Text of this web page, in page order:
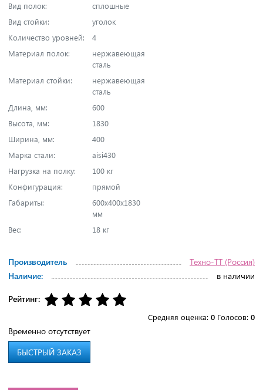
Вид полок:
сплошные
Вид стойки:
уголок
Количество уровней:
4
Материал полок:
нержавеющая
сталь
Материал стойки:
нержавеющая
сталь
Длина, мм:
600
Высота, мм:
1830
Ширина, мм:
400
Марка стали:
aisi430
Нагрузка на полку:
100 кг
Конфигурация:
прямой
Габариты:
600х400х1830
мм
Вес:
18 кг
Производитель
Техно-ТТ (Россия)
Наличие:
в наличии
Рейтинг:
Средняя оценка: 0 Голосов: 0
Временно отсутствует
БЫСТРЫЙ ЗАКАЗ